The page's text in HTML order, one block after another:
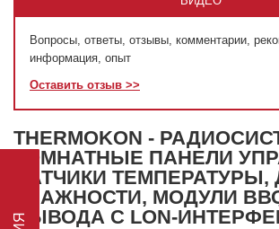
АКЦИЯ
Вопросы, ответы, отзывы, комментарии,
информация, опыт
Оставить отзыв >>
THERMOKON -
КОМНАТНЫЕ ПАНЕЛИ
ДАТЧИКИ ТЕМПЕРАТУРЫ,
ВЛАЖНОСТИ, МОДУЛИ
ВЫВОДА С LON-